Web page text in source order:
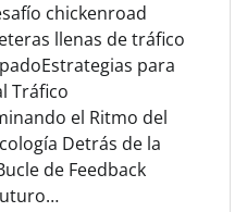
chickenroad
llenas de tráfico
para
Tráfico
el Ritmo del
Detrás de la
de Feedback